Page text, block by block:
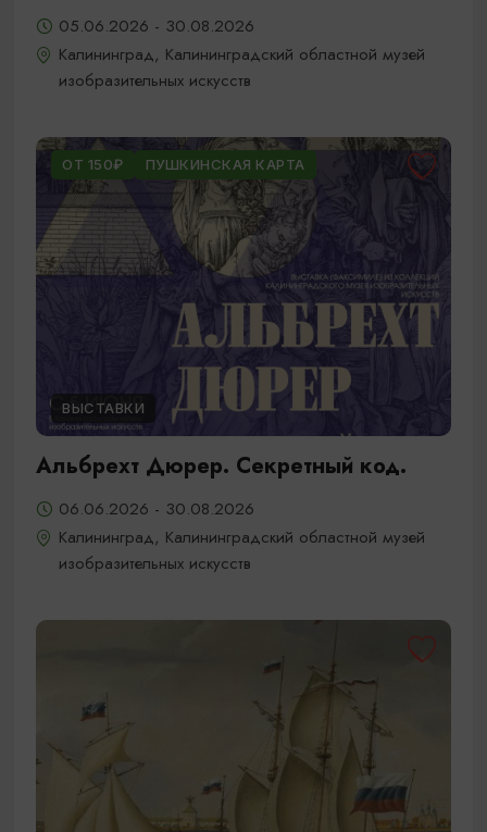
05.06.2026 - 30.08.2026
Калининград, Калининградский областной музей
изобразительных искусств
ОТ 150₽ ПУШКИНСКАЯ КАРТА
ВЫСТАВКИ
Альбрехт Дюрер. Секретный код.
06.06.2026 - 30.08.2026
Калининград, Калининградский областной музей
изобразительных искусств